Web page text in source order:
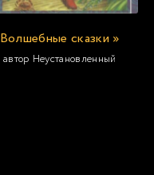
Волшебные сказки »
автор Неустановленный